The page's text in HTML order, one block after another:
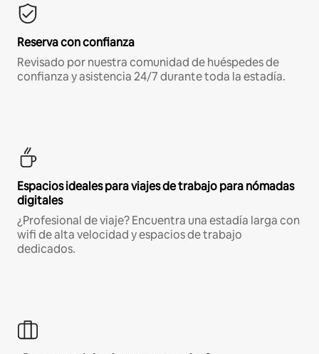
Reserva con confianza
Revisado por nuestra comunidad de huéspedes de
confianza y asistencia 24/7 durante toda la estadía.
Espacios ideales para viajes de trabajo para nómadas
digitales
¿Profesional de viaje? Encuentra una estadía larga con
wifi de alta velocidad y espacios de trabajo
dedicados.